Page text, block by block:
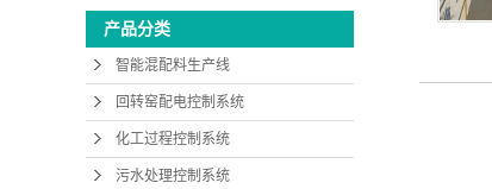
产品分类
智能混配料生产线
回转窑配电控制系统
化工过程控制系统
污水处理控制系统